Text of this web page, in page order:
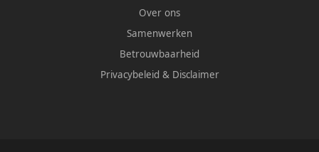
Over ons
Samenwerken
Betrouwbaarheid
Privacybeleid & Disclaimer